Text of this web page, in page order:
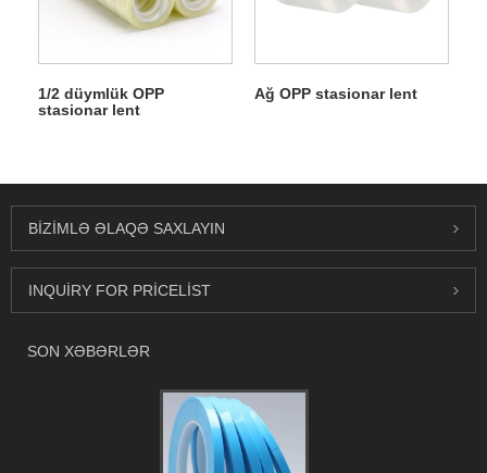
1/2 düymlük OPP
stasionar lent
Ağ OPP stasionar lent
BIZIMLƏ ƏLAQƏ SAXLAYIN
INQUIRY FOR PRICELIST
SON XƏBƏRLƏR